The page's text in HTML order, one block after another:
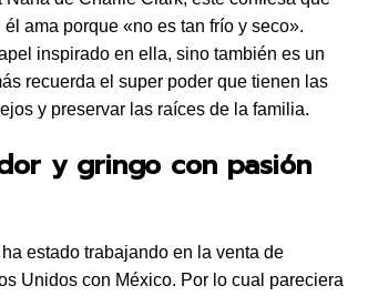
ama porque «no es tan frío y seco».
inspirado en ella, sino también es un
recuerda el super poder que tienen las
y preservar las raíces de la familia.
y gringo con pasión
estado trabajando en la venta de
Unidos con México. Por lo cual pareciera